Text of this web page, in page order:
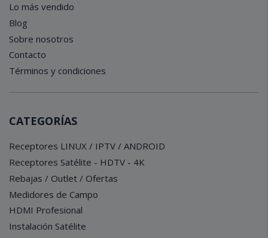
Lo más vendido
Blog
Sobre nosotros
Contacto
Términos y condiciones
CATEGORÍAS
Receptores LINUX / IPTV / ANDROID
Receptores Satélite - HDTV - 4K
Rebajas / Outlet / Ofertas
Medidores de Campo
HDMI Profesional
Instalación Satélite